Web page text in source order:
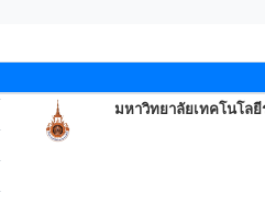
มหาวิทยาลัยเทคโนโล